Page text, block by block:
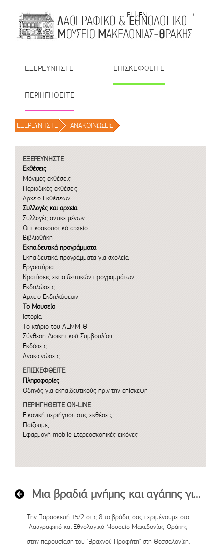
EL
EN | TR | BU | RO
ΕΞΕΡΕΥΝΗΣΤΕ ΕΠΙΣΚΕΦΘΕΙΤΕ
ΠΕΡΙΗΓΗΘΕΙΤΕ
ΕΞΕΡΕΥΝΗΣΤΕ / ΑΝΑΚΟΙΝΩΣΕΙΣ /
ΕΞΕΡΕΥΝΗΣΤΕ
Εκθέσεις
Μόνιμες εκθέσεις
Περιοδικές εκθέσεις
Αρχείο Εκθέσεων
Συλλογές και αρχεία
Συλλογές αντικειμένων
Οπτικοακουστικό αρχείο
Βιβλιοθήκη
Εκπαιδευτικά προγράμματα
Εκπαιδευτικά προγράμματα για σχολεία
Εργαστήρια
Κρατήσεις εκπαιδευτικών προγραμμάτων
Εκδηλώσεις
Αρχείο Εκδηλώσεων
Το Μουσείο
Ιστορία
Το κτήριο του ΛΕΜΜ-Θ
Σύνθεση Διοικητικού Συμβουλίου
Εκδόσεις
Ανακοινώσεις
ΕΠΙΣΚΕΦΘΕΙΤΕ
Πληροφορίες
Οδηγός για εκπαιδευτικούς πριν την επίσκεψη
ΠΕΡΙΗΓΗΘΕΙΤΕ ON-LINE
Εικονική περιήγηση στις εκθέσεις
Παίζουμε;
Εφαρμογή mobile Στερεοσκοπικές εικόνες
Μια βραδιά μνήμης και αγάπης για τον Χρήστο Μπράβο
Την Παρασκευή 15/2 στις 8 το βράδυ, σας περιμένουμε στο
Λαογραφικό και Εθνολογικό Μουσείο Μακεδονίας-Θράκης
στην παρουσίαση του "Βραχνού Προφήτη" στη Θεσσαλονίκη.